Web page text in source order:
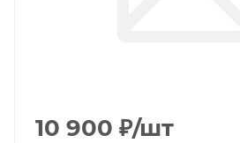
10 900 ₽/шт